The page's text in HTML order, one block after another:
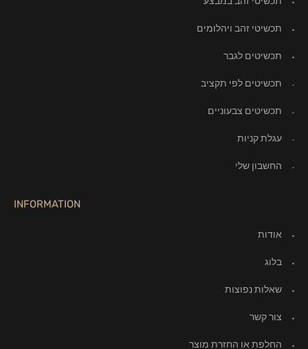
תכשיטי זהב ויהלומים
תכשיטים לגבר
תכשיטים לפי תקציב
תכשיטים צבעוניים
עגלת קניות
החשבון שלי
INFORMATION
אודות
בלוג
שאלות נפוצות
צור קשר
החלפת או החזרת מוצר